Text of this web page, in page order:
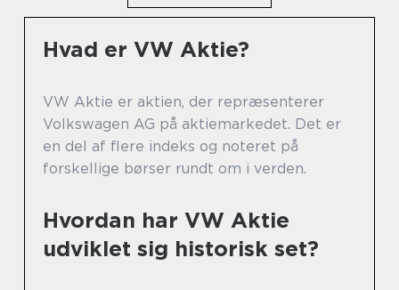
Hvad er VW Aktie?
VW Aktie er aktien, der repræsenterer
Volkswagen AG på aktiemarkedet. Det er
en del af flere indeks og noteret på
forskellige børser rundt om i verden.
Hvordan har VW Aktie
udviklet sig historisk set?